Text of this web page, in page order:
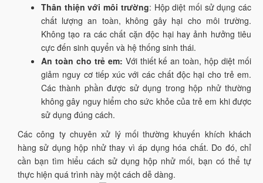
Thân thiện với môi trường: Hộp diệt mối sử dụng các
chất lượng an toàn, không gây hại cho môi trường.
Không tạo ra các chất cặn độc hại hay ảnh hưởng tiêu
cực đến sinh quyển và hệ thống sinh thái.
An toàn cho trẻ em: Với thiết kế an toàn, hộp diệt mối
giảm nguy cơ tiếp xúc với các chất độc hại cho trẻ em.
Các thành phần được sử dụng trong hộp nhử thường
không gây nguy hiểm cho sức khỏe của trẻ em khi được
sử dụng đúng cách.
Các công ty chuyên xử lý mối thường khuyến khích khách
hàng sử dụng hộp nhử thay vì áp dụng hóa chất. Do đó, chỉ
cần bạn tìm hiểu cách sử dụng hộp nhử mối, bạn có thể tự
thực hiện quá trình này một cách dễ dàng.